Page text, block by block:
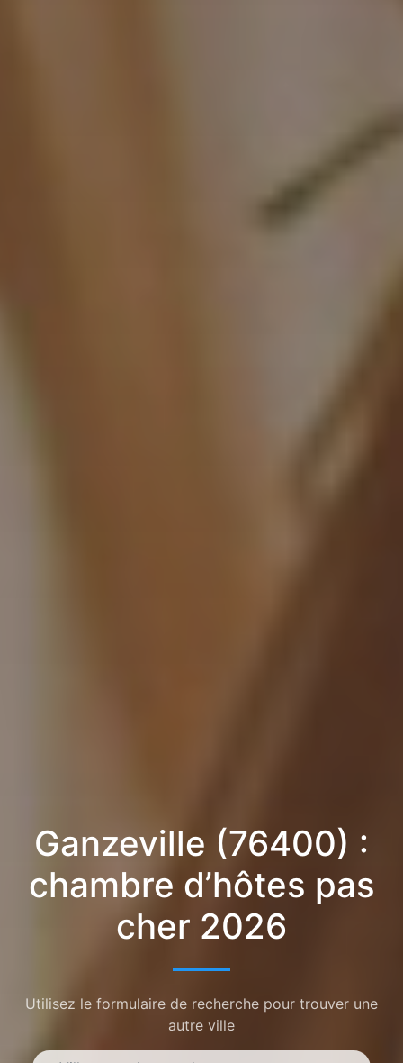
Ganzeville (76400) :
chambre d’hôtes pas
cher 2026
Utilisez le formulaire de recherche pour trouver une
autre ville